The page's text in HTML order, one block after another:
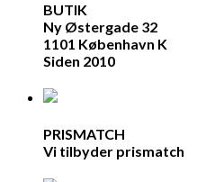
BUTIK
Ny Østergade 32
1101 København K
Siden 2010
PRISMATCH
Vi tilbyder prismatch